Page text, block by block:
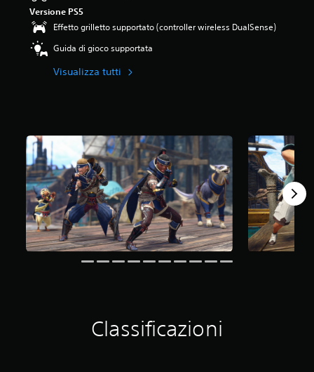
Versione PS5
Effetto grilletto supportato (controller wireless DualSense)
Guida di gioco supportata
Visualizza tutti
Classificazioni